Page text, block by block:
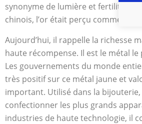
synonyme de lumière et fertilité.
chinois, l’or était perçu comme le
Aujourd’hui, il rappelle la richesse
haute récompense. Il est le métal
Les gouvernements du monde
très positif sur ce métal jaune et
important. Utilisé dans la bijouterie,
confectionner les plus grands
industries de haute technologie, il